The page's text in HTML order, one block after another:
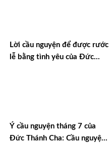
Lời cầu nguyện để được rước
lễ bằng tình yêu của Đức
Ý cầu nguyện tháng 7 của
Đức Thánh Cha: Cầu nguyện